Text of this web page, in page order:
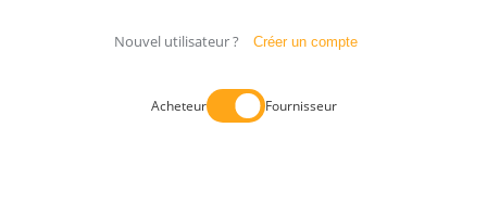
Nouvel utilisateur ? Créer un compte
Acheteur Fournisseur